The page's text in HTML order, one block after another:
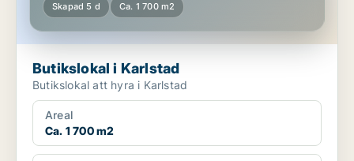
Skapad 5 d Ca. 1 700 m2
Butikslokal i Karlstad
Butikslokal att hyra i Karlstad
Areal
Ca. 1 700 m2